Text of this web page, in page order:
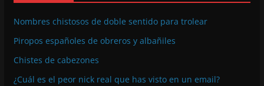
Nombres chistosos de doble sentido para trolear
Piropos españoles de obreros y albañiles
Chistes de cabezones
¿Cuál es el peor nick real que has visto en un email?